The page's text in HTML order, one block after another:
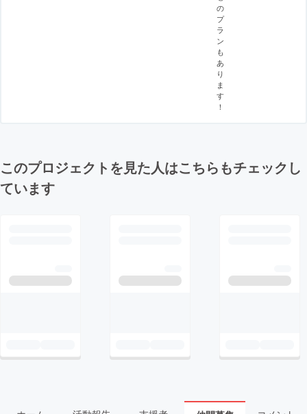
の
プ
ラ
ン
も
あ
り
ま
す
！
このプロジェクトを見た人はこちらもチェックし
ています